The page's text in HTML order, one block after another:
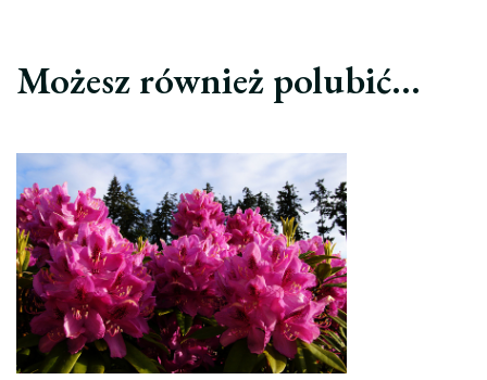
Możesz również polubić…